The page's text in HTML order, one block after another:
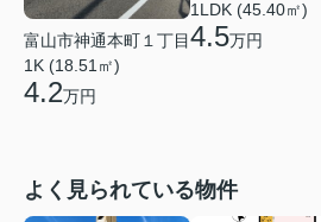
富山市神通本町１丁目
1K (18.51㎡)
4.2万円
1LDK (45.40㎡)
4.5万円
よく見られている物件